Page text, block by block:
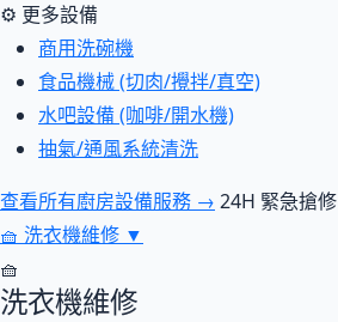
⚙ 更多設備
商用洗碗機
食品機械 (切肉/攪拌/真空)
水吧設備 (咖啡/開水機)
抽氣/通風系統清洗
查看所有廚房設備服務 → 24H 緊急搶修
🧺 洗衣機維修 ▼
🧺
洗衣機維修